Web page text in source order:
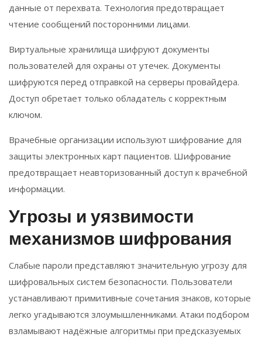
данные от перехвата. Технология предотвращает
чтение сообщений посторонними лицами.
Виртуальные хранилища шифруют документы
пользователей для охраны от утечек. Документы
шифруются перед отправкой на серверы провайдера.
Доступ обретает только обладатель с корректным
ключом.
Врачебные организации используют шифрование для
защиты электронных карт пациентов. Шифрование
предотвращает неавторизованный доступ к врачебной
информации.
Угрозы и уязвимости
механизмов шифрования
Слабые пароли представляют значительную угрозу для
шифровальных систем безопасности. Пользователи
устанавливают примитивные сочетания знаков, которые
легко угадываются злоумышленниками. Атаки подбором
взламывают надёжные алгоритмы при предсказуемых